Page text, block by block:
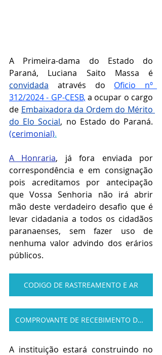
A Primeira-dama do Estado do
convidada
através do Oficio nº
312/2024 - GP-CESB, a ocupar o cargo
de Embaixadora da Ordem do Mérito
do Elo Social
(cerimonial).
A Honraria, já fora enviada por
correspondência e em consignação
pois acreditamos por antecipação
que Vossa Senhoria não irá abrir
mão deste verdadeiro desafio que é
levar cidadania a todos os cidadãos
paranaenses, sem fazer uso de
nenhuma valor advindo dos erários
públicos.
CODIGO DE RASTREAMENTO E AR
COMPROVANTE DE RECEBIMENTO DO E-MAIL
A instituição estará construindo no